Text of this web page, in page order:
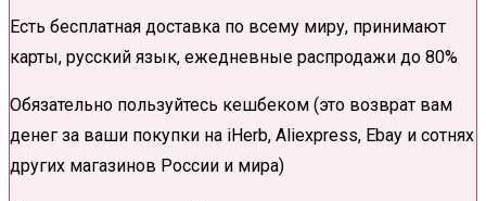
Есть бесплатная доставка по всему миру, принимают
карты, русский язык, ежедневные распродажи до 80%
Обязательно пользуйтесь кешбеком (это возврат вам
денег за ваши покупки на iHerb, Aliexpress, Ebay и сотнях
других магазинов России и мира)